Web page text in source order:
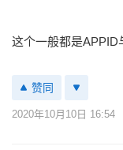
这个一般都是APPID
赞同
2020年10月10日 16:54